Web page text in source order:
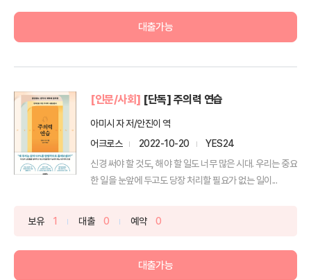
대출가능
[인문/사회] [단독] 주의력 연습
아미시 자 저/안진이 역
어크로스
2022-10-20
YES24
신경 써야 할 것도, 해야 할 일도 너무 많은 시대. 우리는 중요
한 일을 눈앞에 두고도 당장 처리할 필요가 없는 일이...
보유 1 대출 0 예약 0
대출가능